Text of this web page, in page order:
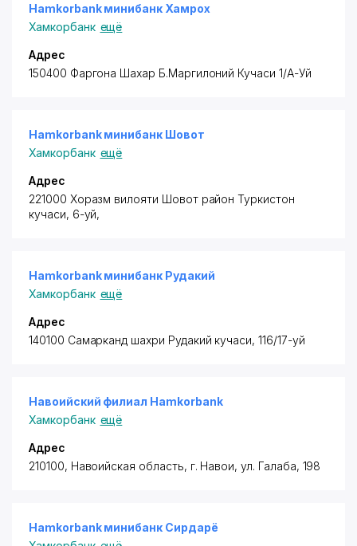
Hamkorbank минибанк Хамрох
Хамкорбанк ещё
Адрес
150400 Фаргона Шахар Б.Маргилоний Кучаси 1/А-Уй
Hamkorbank минибанк Шовот
Хамкорбанк ещё
Адрес
221000 Хоразм вилояти Шовот район Туркистон
кучаси, 6-уй,
Hamkorbank минибанк Рудакий
Хамкорбанк ещё
Адрес
140100 Самарканд шахри Рудакий кучаси, 116/17-уй
Навоийский филиал Hamkorbank
Хамкорбанк ещё
Адрес
210100, Навоийская область, г. Навои, ул. Галаба, 198
Hamkorbank минибанк Сирдарё